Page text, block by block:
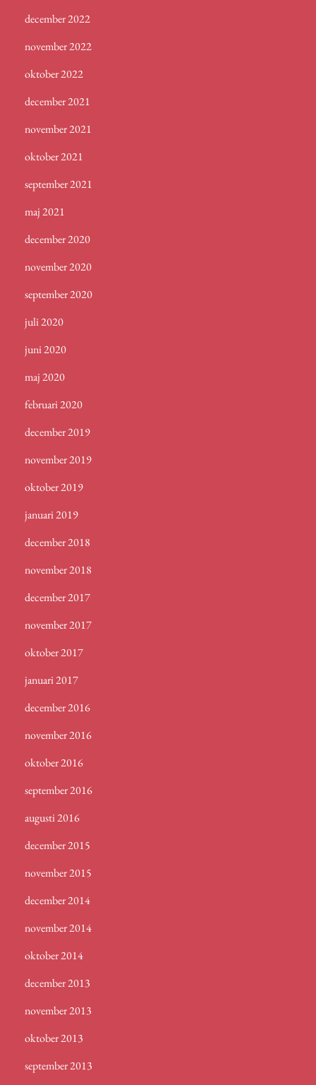
december 2022
november 2022
oktober 2022
december 2021
november 2021
oktober 2021
september 2021
maj 2021
december 2020
november 2020
september 2020
juli 2020
juni 2020
maj 2020
februari 2020
december 2019
november 2019
oktober 2019
januari 2019
december 2018
november 2018
december 2017
november 2017
oktober 2017
januari 2017
december 2016
november 2016
oktober 2016
september 2016
augusti 2016
december 2015
november 2015
december 2014
november 2014
oktober 2014
december 2013
november 2013
oktober 2013
september 2013